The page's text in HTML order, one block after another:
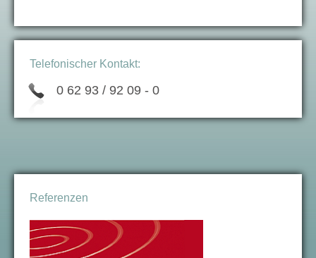
Telefonischer Kontakt:
0 62 93 / 92 09 - 0
Referenzen